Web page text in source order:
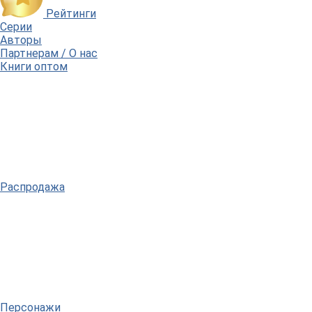
Рейтинги
Серии
Авторы
Партнерам / О нас
Книги оптом
Распродажа
Персонажи